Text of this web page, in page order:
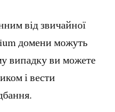
від звичайної
домени можуть
випадку ви можете
і вести